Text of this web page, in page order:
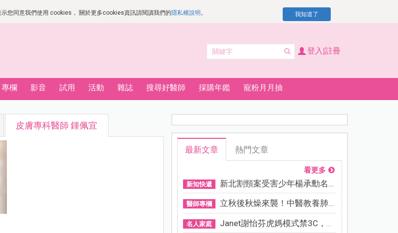
您同意我們使用 cookies， 關於更多cookies資訊請閱讀我們的隱私權說明 。 我知道了
登入|註冊
專欄 影音 試用 活動 雜誌 搜尋好醫師 採購年鑑 寵粉月月抽
皮膚專科醫師 鍾佩宜
最新文章 熱門文章
看更多
新知快遞 新北割頸案受害少年楊承勳名...
醫師專欄 立秋後秋燥來襲！中醫教養肺...
名人家庭 Janet謝怡芬虎媽模式禁3C，看...